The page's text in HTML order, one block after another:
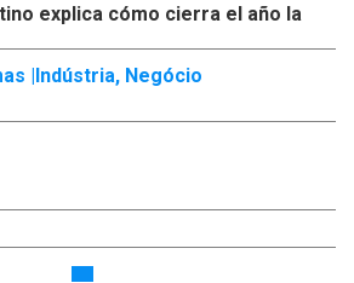
explica cómo cierra el año la
|Indústria, Negócio